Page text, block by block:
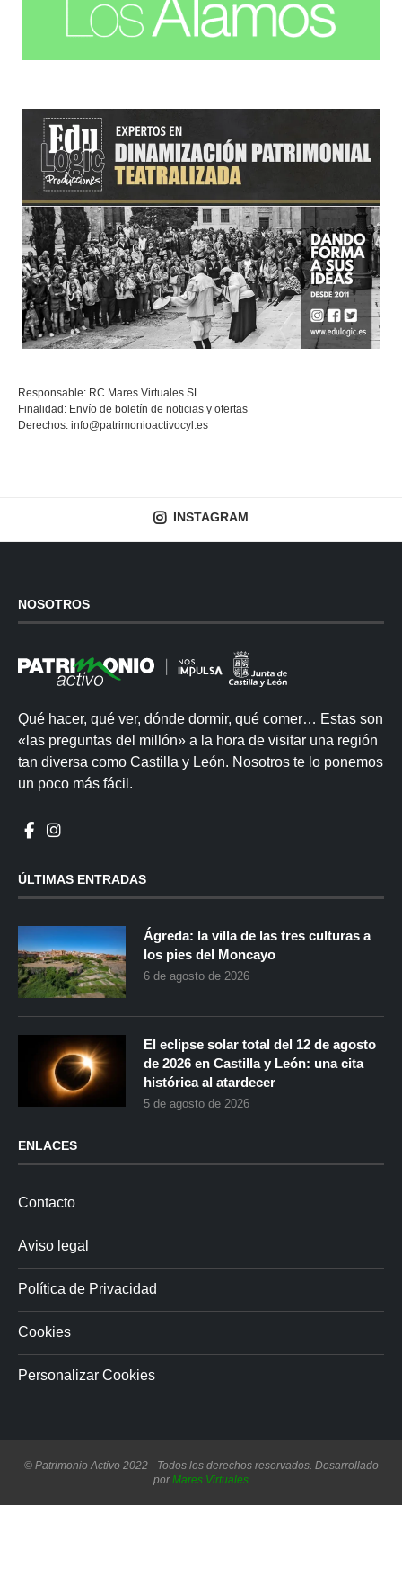
Responsable: RC Mares Virtuales SL
Finalidad: Envío de boletín de noticias y ofertas
Derechos: info@patrimonioactivocyl.es
INSTAGRAM
NOSOTROS
Qué hacer, qué ver, dónde dormir, qué comer… Estas son
«las preguntas del millón» a la hora de visitar una región
tan diversa como Castilla y León. Nosotros te lo ponemos
un poco más fácil.
ÚLTIMAS ENTRADAS
Ágreda: la villa de las tres culturas a
los pies del Moncayo
6 de agosto de 2026
El eclipse solar total del 12 de agosto
de 2026 en Castilla y León: una cita
histórica al atardecer
5 de agosto de 2026
ENLACES
Contacto
Aviso legal
Política de Privacidad
Cookies
Personalizar Cookies
© Patrimonio Activo 2022 - Todos los derechos reservados. Desarrollado
porMares Virtuales